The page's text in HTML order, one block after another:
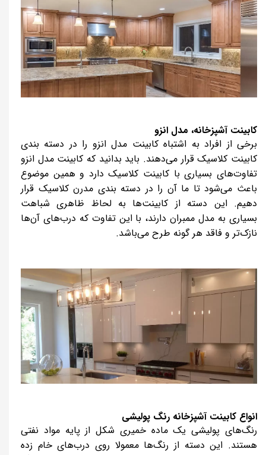
کابینت آشپزخانه، مدل انزو
برخی از افراد به اشتباه کابینت مدل انزو را در دسته بندی
کابینت کلاسیک قرار می‌دهند. باید بدانید که کابینت مدل انزو
تفاوت‌های بسیاری با کابینت کلاسیک دارد و همین موضوع
باعث می‌شود تا ما آن را در دسته بندی مدرن کلاسیک قرار
دهیم. این دسته از کابینت‌ها به لحاظ ظاهری شباهت
بسیاری به مدل ممبران دارند، با این تفاوت که درب‌های آن‌ها
نازک‌تر و فاقد هر گونه طرح می‌باشد.
انواع کابینت آشپزخانه رنگ پولیشی
رنگ‌های پولیشی یک ماده خمیری شکل از پایه مواد نفتی
هستند. این دسته از رنگ‌ها معمولا روی درب‌های خام زده